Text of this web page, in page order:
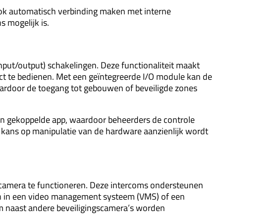
automatisch verbinding maken met interne
mogelijk is.
output) schakelingen. Deze functionaliteit maakt
te bedienen. Met een geïntegreerde I/O module kan de
de toegang tot gebouwen of beveiligde zones
app, waardoor beheerders de controle
op manipulatie van de hardware aanzienlijk wordt
te functioneren. Deze intercoms ondersteunen
in eenvideo management systeem (VMS) of een
andere beveiligingscamera’s worden